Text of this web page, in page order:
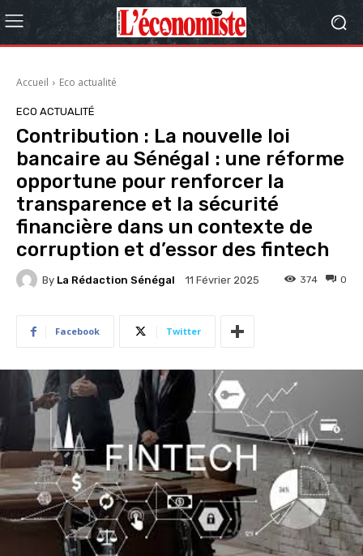
Accueil Eco actualité
ECO ACTUALITÉ
Contribution : La nouvelle loi
bancaire au Sénégal : une réforme
opportune pour renforcer la
transparence et la sécurité
financière dans un contexte de
corruption et d’essor des fintech
By La Rédaction Sénégal 11 Février 2025 0
374
Facebook Twitter